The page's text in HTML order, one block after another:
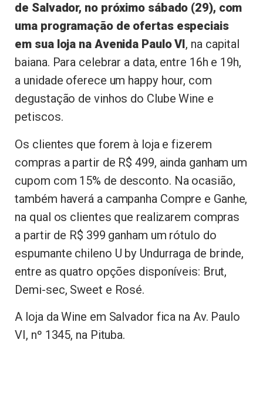
de Salvador, no próximo sábado (29), com
uma programação de ofertas especiais
em sua loja na Avenida Paulo VI, na capital
baiana. Para celebrar a data, entre 16h e 19h,
a unidade oferece um happy hour, com
degustação de vinhos do Clube Wine e
petiscos.
Os clientes que forem à loja e fizerem
compras a partir de R$ 499, ainda ganham um
cupom com 15% de desconto. Na ocasião,
também haverá a campanha Compre e Ganhe,
na qual os clientes que realizarem compras
a partir de R$ 399 ganham um rótulo do
espumante chileno U by Undurraga de brinde,
entre as quatro opções disponíveis: Brut,
Demi-sec, Sweet e Rosé.
A loja da Wine em Salvador fica na Av. Paulo
VI, nº 1345, na Pituba.